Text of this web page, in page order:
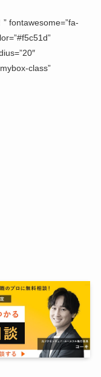
fontawesome=”fa-
class”